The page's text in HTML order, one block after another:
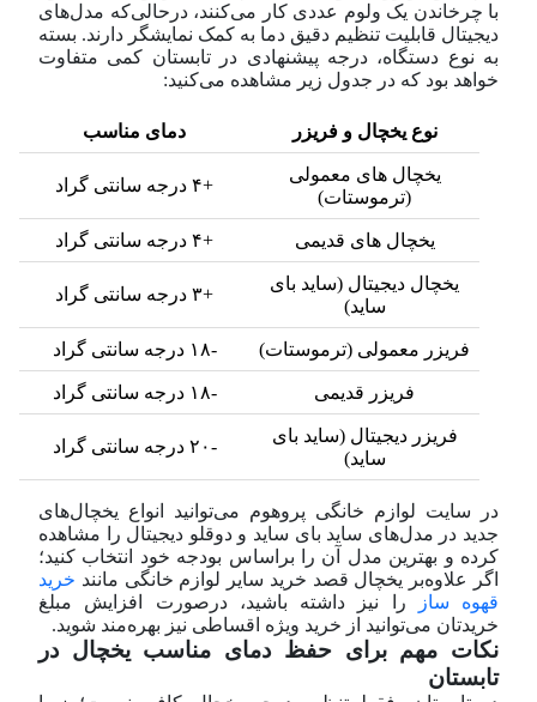
با چرخاندن یک ولوم عددی کار می‌کنند، در‌حالی‌که مدل‌های
دیجیتال قابلیت تنظیم دقیق دما به کمک نمایشگر دارند. بسته
به نوع دستگاه، درجه پیشنهادی در تابستان کمی متفاوت
خواهد بود که در جدول زیر مشاهده می‌کنید:
نوع یخچال و فریزر دمای مناسب
یخچال های معمولی
(ترموستات)
+۴ درجه سانتی گراد
یخچال های قدیمی +۴ درجه سانتی گراد
یخچال دیجیتال (ساید بای
ساید)
+۳ درجه سانتی گراد
فریزر معمولی (ترموستات) -۱۸ درجه سانتی گراد
فریزر قدیمی -۱۸ درجه سانتی گراد
فریزر دیجیتال (ساید بای
ساید)
-۲۰ درجه سانتی گراد
در سایت لوازم خانگی پرو‌هوم می‌توانید انواع یخچال‌های
جدید در مدل‌های ساید بای ساید و دوقلو دیجیتال را مشاهده
کرده و بهترین مدل آن را براساس بودجه خود انتخاب کنید؛
اگر علاوه‌بر یخچال قصد خرید سایر لوازم خانگی مانند خرید
قهوه ساز
را نیز داشته باشید، در‌صورت افزایش مبلغ
خریدتان می‌توانید از خرید ویژه اقساطی نیز بهره‌مند شوید.
نکات مهم برای حفظ دمای مناسب یخچال در
تابستان